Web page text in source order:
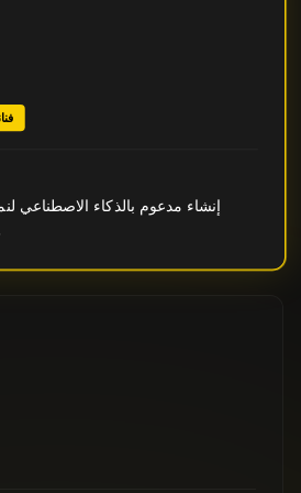
إنشاء مدعوم بالذكاء الاصطناعي